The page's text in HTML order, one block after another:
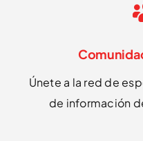
Únete a la red de
de información